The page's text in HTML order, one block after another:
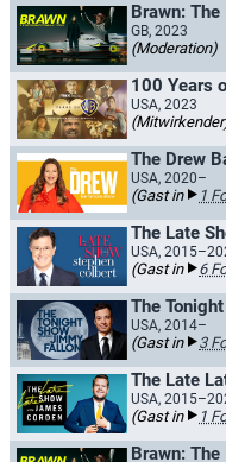
Brawn:
GB, 2023
(Moderation)
100 Years
USA, 2023
The Drew
USA, 2020–
(Gast in 1
The Late
USA,
(Gast in 6
The
USA, 2014–
(Gast in 3
The Late
USA,
(Gast in 1
Brawn: